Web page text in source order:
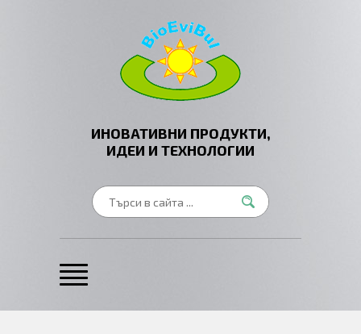
ИНОВАТИВНИ ПРОДУКТИ,
ИДЕИ И ТЕХНОЛОГИИ